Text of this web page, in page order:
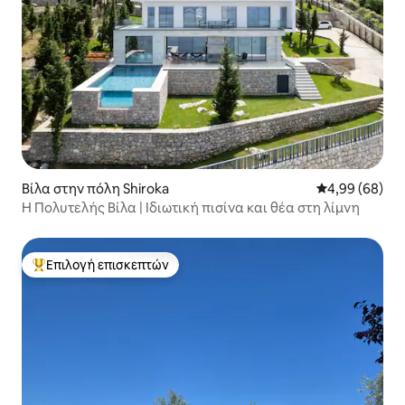
Βίλα στην πόλη Shiroka Μέση
4,99 (68)
Η Πολυτελής Βίλα | Ιδιωτική πισίνα και θέα στη λίμνη
Κορυφαία επιλογή επισκεπτών
Επιλογή επισκεπτών